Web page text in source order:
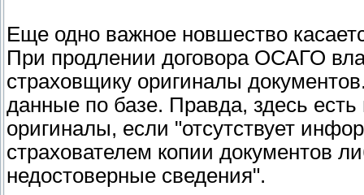
Еще одно важное новшество
При продлении договора ОСАГО
страховщику оригиналы
данные по базе. Правда, здесь
оригиналы, если "отсутствует
страхователем копии документов
недостоверные сведения".